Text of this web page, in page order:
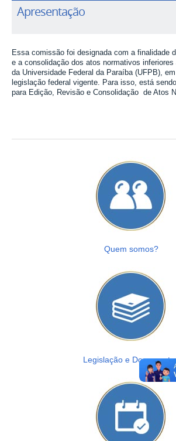
Apresentação
Essa comissão foi designada com a finalidade
e a consolidação dos atos normativos
da Universidade Federal da Paraíba (UFPB),
legislação federal vigente. Para isso, está
para Edição, Revisão e Consolidação de Atos
Quem somos?
Legislação e